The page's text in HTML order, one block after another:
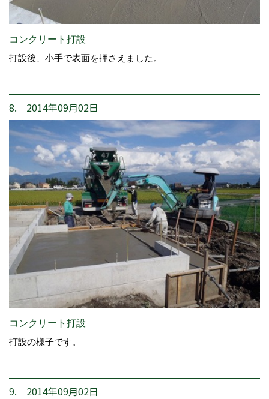
コンクリート打設
打設後、小手で表面を押さえました。
8. 2014年09月02日
コンクリート打設
打設の様子です。
9. 2014年09月02日